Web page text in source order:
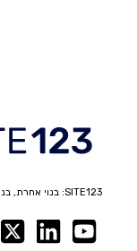
SITE123: בנוי אחרת, בנוי טוב יותר.